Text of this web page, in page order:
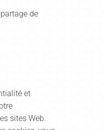
de
et
sites Web.